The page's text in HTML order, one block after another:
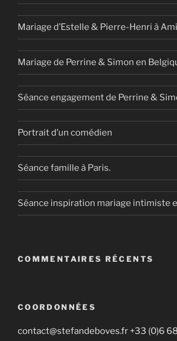
Mariage d’Estelle & Pierre-Henri à
Mariage de Perrine & Simon en
Séance engagement de Perrine &
Portrait d’un comédien
Séance famille à Paris.
Séance inspiration mariage intimiste
COMMENTAIRES RÉCENTS
COORDONNÉES
contact@stefandeboves.fr +33 (0)6